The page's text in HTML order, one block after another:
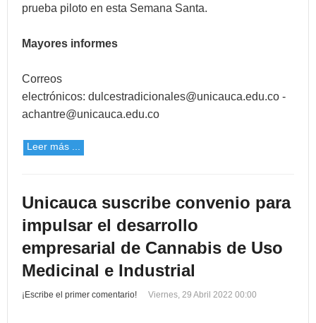
prueba piloto en esta Semana Santa.
Mayores informes
Correos
electrónicos: dulcestradicionales@unicauca.edu.co -
achantre@unicauca.edu.co
Leer más ...
Unicauca suscribe convenio para
impulsar el desarrollo
empresarial de Cannabis de Uso
Medicinal e Industrial
¡Escribe el primer comentario! Viernes, 29 Abril 2022 00:00